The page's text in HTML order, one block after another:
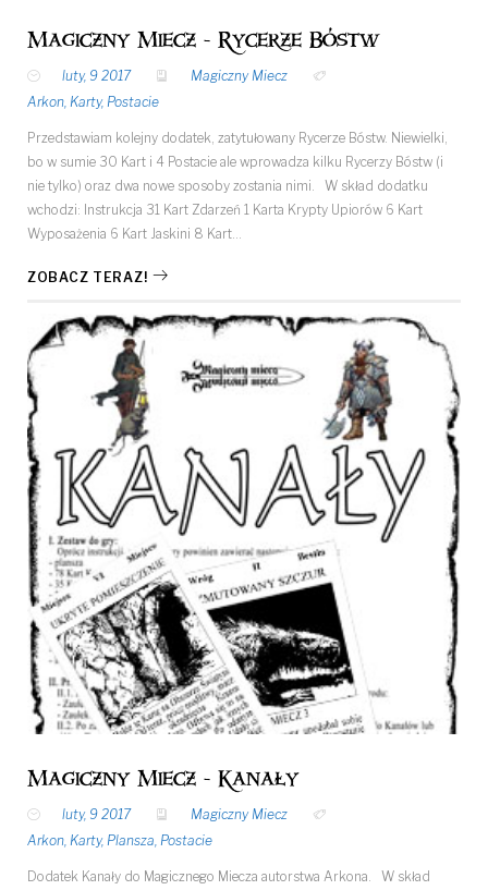
Magiczny Miecz - Rycerze Bóstw
luty, 9 2017
Magiczny Miecz
Arkon, Karty, Postacie
Przedstawiam kolejny dodatek, zatytułowany Rycerze Bóstw. Niewielki,
bo w sumie 30 Kart i 4 Postacie ale wprowadza kilku Rycerzy Bóstw (i
nie tylko) oraz dwa nowe sposoby zostania nimi. W skład dodatku
wchodzi: Instrukcja 31 Kart Zdarzeń 1 Karta Krypty Upiorów 6 Kart
Wyposażenia 6 Kart Jaskini 8 Kart…
ZOBACZ TERAZ!
Magiczny Miecz - Kanały
luty, 9 2017
Magiczny Miecz
Arkon Karty, Plansza Postacie
Dodatek Kanały do Magicznego Miecza autorstwa Arkona. W skład